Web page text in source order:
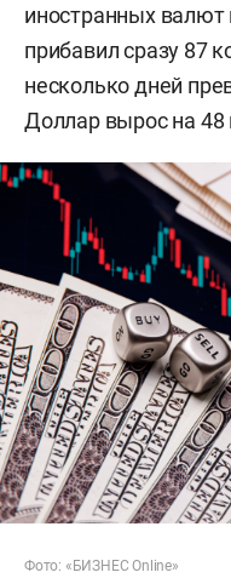
иностранных валют
прибавил сразу 87
несколько дней
Доллар вырос на 48
Фото: «БИЗНЕС Online»